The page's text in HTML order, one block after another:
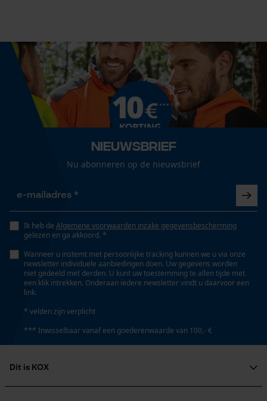
Nieuwsbrief
Nu abonneren op de nieuwsbrief
Ik heb de Algemene voorwaarden inzake gegevensbescherming
gelezen en ga akkoord. *
Wanneer u instemt met persoonlijke tracking kunnen we u via onze
newsletter individuele aanbiedingen doen. Uw gegevens worden
niet gedeeld met derden. U kunt uw toestemming te allen tijde met
een klik intrekken. Onderaan iedere newsletter vindt u daarvoor een
link.
* velden zijn verplicht
*** Inwisselbaar vanaf een goederenwaarde van 100,- €
Dit is KOX